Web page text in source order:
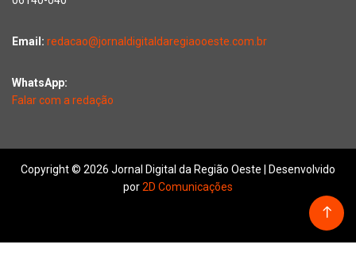
Email: redacao@jornaldigitaldaregiaooeste.com.br
WhatsApp:
Falar com a redação
Copyright © 2026 Jornal Digital da Região Oeste | Desenvolvido
por2D Comunicações